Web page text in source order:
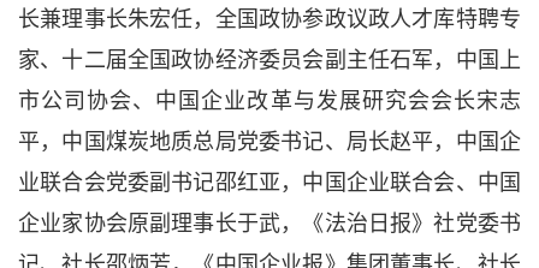
长兼理事长朱宏任，全国政协参政议政人才库特聘专
家、十二届全国政协经济委员会副主任石军，中国上
市公司协会、中国企业改革与发展研究会会长宋志
平，中国煤炭地质总局党委书记、局长赵平，中国企
业联合会党委副书记邵红亚，中国企业联合会、中国
企业家协会原副理事长于武，《法治日报》社党委书